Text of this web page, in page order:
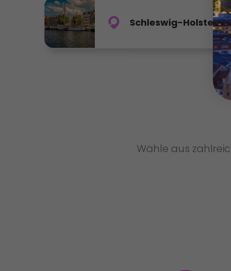
Schleswig-Holstein
Wähle aus